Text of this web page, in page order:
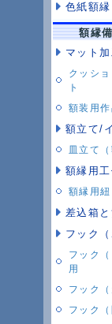
色紙額縁
額縁
マット
クッシ
ト
額装用
額立て/
皿立て
額縁用
額縁用紐
差込箱
フック
フック
用
フック（
フック